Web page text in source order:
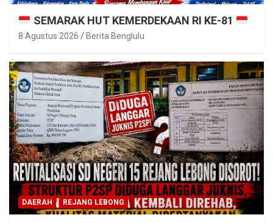
SEMARAK HUT KEMERDEKAAN RI KE-81
8 Agustus 2026 Berita Benglulu
DAERAH REJANG LEBONG